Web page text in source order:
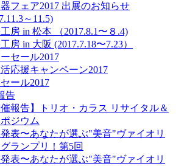
フェア2017 出展のお知らせ
～11.5)
房 in 松本 （2017.8.1〜８.4)
房 in 大阪 (2017.7.18〜7.23）
セール2017
応援キャンペーン2017
ール2017
告
催報告】トリオ・カラス リサイタル＆
ジウム
表〜あなたが選ぶ"美音"ヴァイオリ
ランプリ！第5回
表〜あなたが選ぶ"美音"ヴァイオリ